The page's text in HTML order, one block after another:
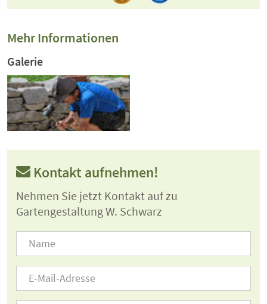
Mehr Informationen
Galerie
Kontakt aufnehmen!
Nehmen Sie jetzt Kontakt auf zu
Gartengestaltung W. Schwarz